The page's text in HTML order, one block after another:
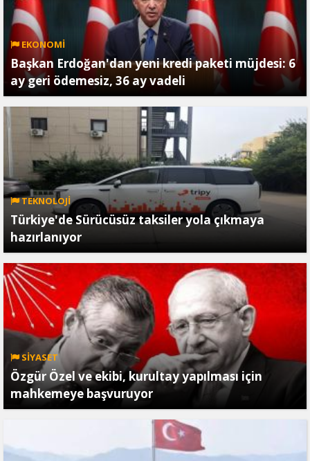
EKONOMİ
Başkan Erdoğan'dan yeni kredi paketi müjdesi: 6
ay geri ödemesiz, 36 ay vadeli
TEKNOLOJİ
Türkiye'de Sürücüsüz taksiler yola çıkmaya
hazırlanıyor
SİYASET
Özgür Özel ve ekibi, kurultay yapılması için
mahkemeye başvuruyor